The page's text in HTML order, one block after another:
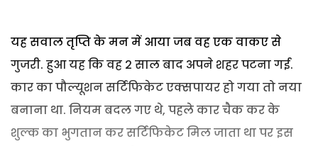
यह सवाल तृप्ति के मन में आया जब वह एक वाकए से
गुजरी. हुआ यह कि वह 2 साल बाद अपने शहर पटना गई.
कार का पौल्यूशन सर्टिफिकेट एक्सपायर हो गया तो नया
बनाना था. नियम बदल गए थे, पहले कार चैक कर के
शुल्क का भुगतान कर सर्टिफिकेट मिल जाता था पर इस